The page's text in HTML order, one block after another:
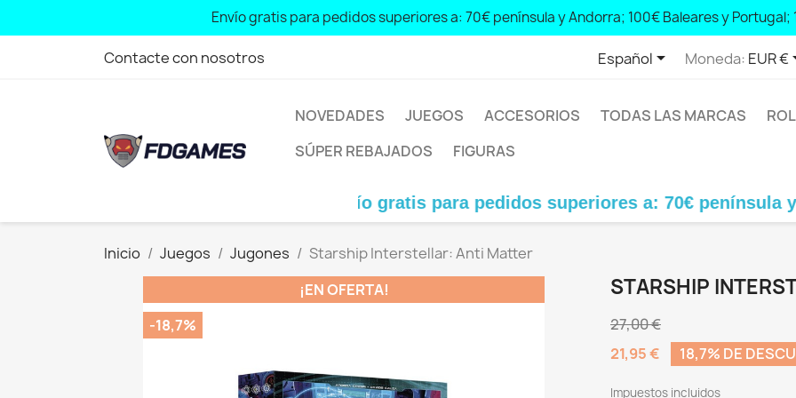
Envío gratis para pedidos superiores a: 70€ península y Andorra; 100€ Baleares y Portugal;
Free shipping for orders over: € 70 peninsula and Andorra; € 100 Balearic Islands and Portugal; €
Contacte con nosotros Español Moneda: EUR €
NOVEDADES JUEGOS ACCESORIOS TODAS LAS MARCAS ROL
SÚPER REBAJADOS
FIGURAS
Envío gratis para pedidos superiores a: 70€ península y
Inicio Juegos Jugones
Starship Interstellar: Anti Matter
¡EN OFERTA!
-18,7%
STARSHIP
27,00 €
21,95 €
18,7% DE
Impuestos incluidos